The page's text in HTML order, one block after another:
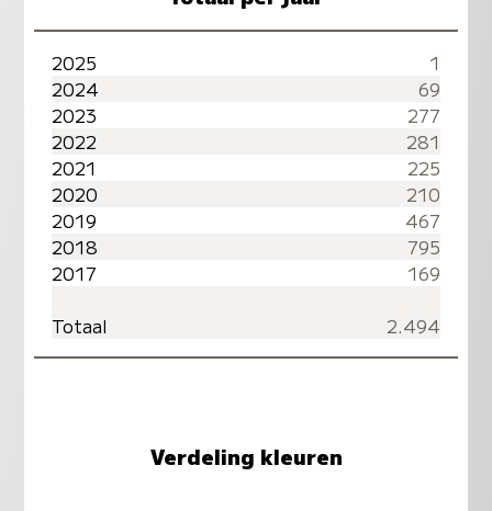
2025
1
2024
69
2023
277
2022
281
2021
225
2020
210
2019
467
2018
795
2017
169
Totaal
2.494
Verdeling kleuren